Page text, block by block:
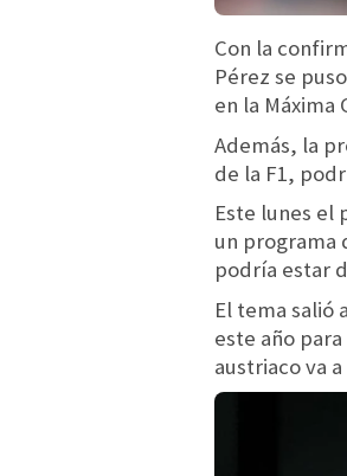
Con la
Pérez se
en la
Además, la
de la F1,
Este lunes el
un programa
podría estar
El tema salió
este año
austriaco va